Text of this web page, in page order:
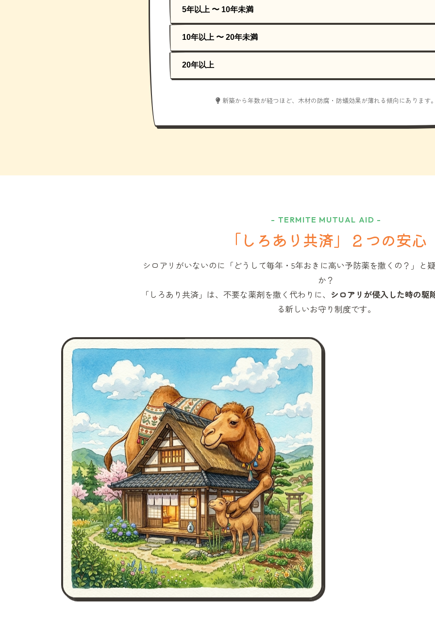
5年以上 〜 10年未満
10年以上 〜 20年未満
20年以上
新築から年数が経つほど、木材の防腐・防蟻効果が薄れる傾向にあります
- TERMITE MUTUAL AID -
「しろあり共済」 ２つの安心
シロアリがいないのに「どうして毎年・5年おきに高い予防薬を撒くの？」と
か？
「しろあり共済」 は、不要な薬剤を撒く代わりに、 シロアリが侵入した時の駆
る新しいお守り制度です。